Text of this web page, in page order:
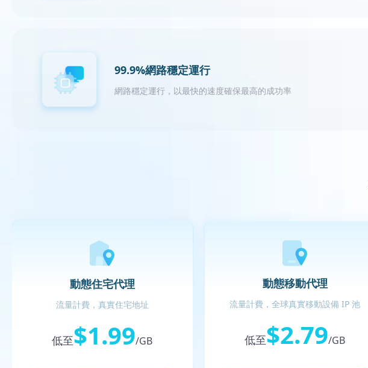
99.9%網路穩定運行
網路穩定運行，以最快的速度確保最高的成功率
動態住宅代理
流量計費，真實住宅地址
低至$1.99/GB
動態移動代理
流量計費，全球真實移動設備 IP 池
低至$2.79/GB